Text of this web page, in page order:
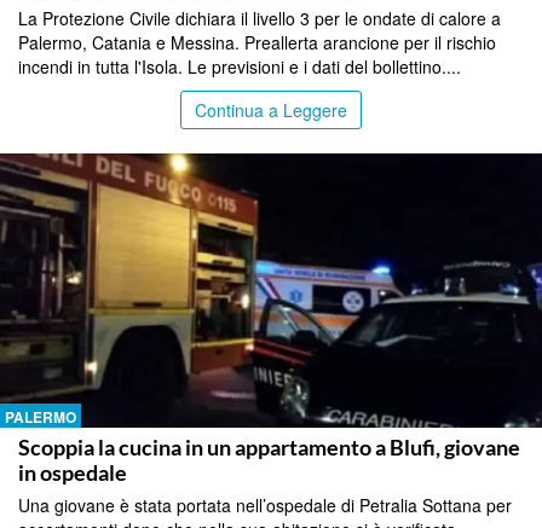
La Protezione Civile dichiara il livello 3 per le ondate di calore a
Palermo, Catania e Messina. Preallerta arancione per il rischio
incendi in tutta l'Isola. Le previsioni e i dati del bollettino....
Continua a Leggere
PALERMO
Scoppia la cucina in un appartamento a Blufi, giovane
in ospedale
Una giovane è stata portata nell’ospedale di Petralia Sottana per